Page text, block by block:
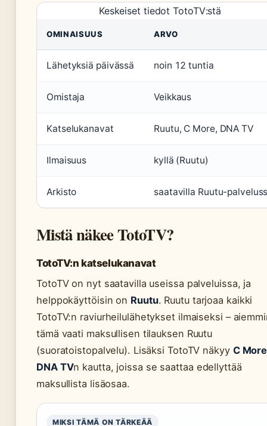
Keskeiset tiedot TotoTV:stä
OMINAISUUS ARVO
Lähetyksiä päivässä noin 12 tuntia
Omistaja Veikkaus
Katselukanavat Ruutu, C More, DNA TV
Ilmaisuus kyllä (Ruutu)
Arkisto saatavilla Ruutu-
Mistä näkee TotoTV?
TotoTV:n katselukanavat
TotoTV on nyt saatavilla useissa palveluissa, ja
helppokäyttöisin on Ruutu. Ruutu tarjoaa kaikki
TotoTV:n raviurheilulähetykset ilmaiseksi –
tämä vaati maksullisen tilauksen Ruutu
(suoratoistopalvelu). Lisäksi TotoTV näkyy C More
DNA TVn kautta, joissa se saattaa edellyttää
maksullista lisäosaa.
MIKSI TÄMÄ ON TÄRKEÄÄ